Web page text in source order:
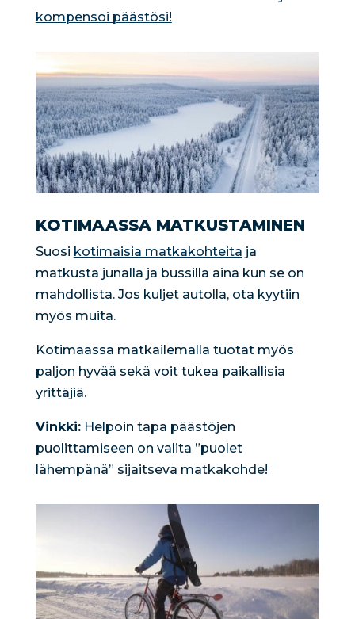
kompensoi päästösi!
KOTIMAASSA MATKUSTAMINEN
Suosi kotimaisia matkakohteita ja
matkusta junalla ja bussilla aina kun se on
mahdollista. Jos kuljet autolla, ota kyytiin
myös muita.
Kotimaassa matkailemalla tuotat myös
paljon hyvää sekä voit tukea paikallisia
yrittäjiä.
Vinkki:Helpoin tapa päästöjen
puolittamiseen on valita ”puolet
lähempänä” sijaitseva matkakohde!